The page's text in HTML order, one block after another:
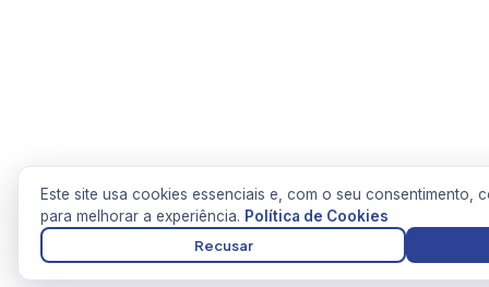
Este site usa cookies essenciais e, com o seu consentimento,
para melhorar a experiência. Política de Cookies
Recusar